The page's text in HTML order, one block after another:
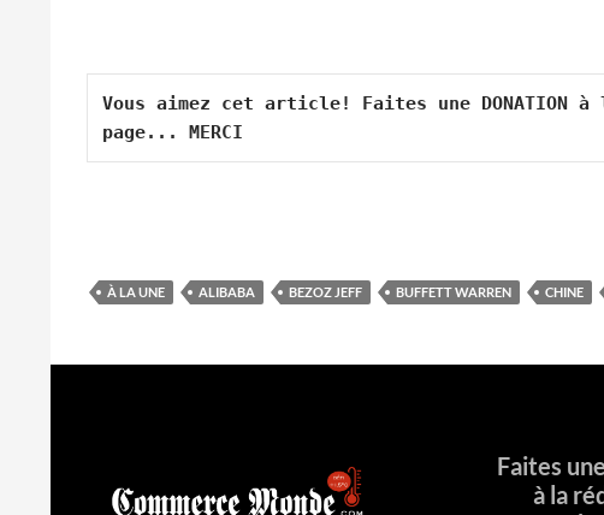
Vous aimez cet article! Faites une
page... MERCI
À LA UNE ALIBABA BEZOZ JEFF BUFFETT WARREN CHINE
Faites
à la